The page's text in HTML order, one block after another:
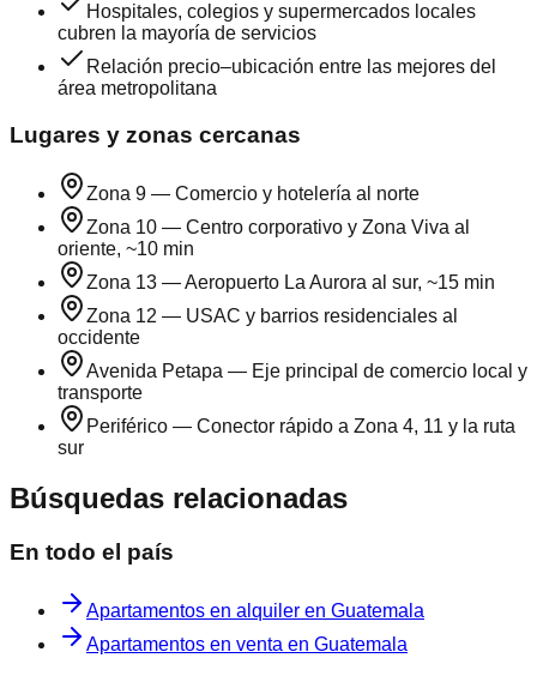
Hospitales, colegios y supermercados locales
cubren la mayoría de servicios
Relación precio–ubicación entre las mejores del
área metropolitana
Lugares y zonas cercanas
Zona 9 — Comercio y hotelería al norte
Zona 10 — Centro corporativo y Zona Viva al
oriente, ~10 min
Zona 13 —Aeropuerto La Aurora al sur, ~15 min
Zona 12 — USAC y barrios residenciales al
occidente
Avenida Petapa — Eje principal de comercio local y
transporte
Periférico — Conector rápido a Zona 4, 11 y la ruta
sur
Búsquedas relacionadas
En todo el país
Apartamentos en alquiler en Guatemala
Apartamentos en venta en Guatemala